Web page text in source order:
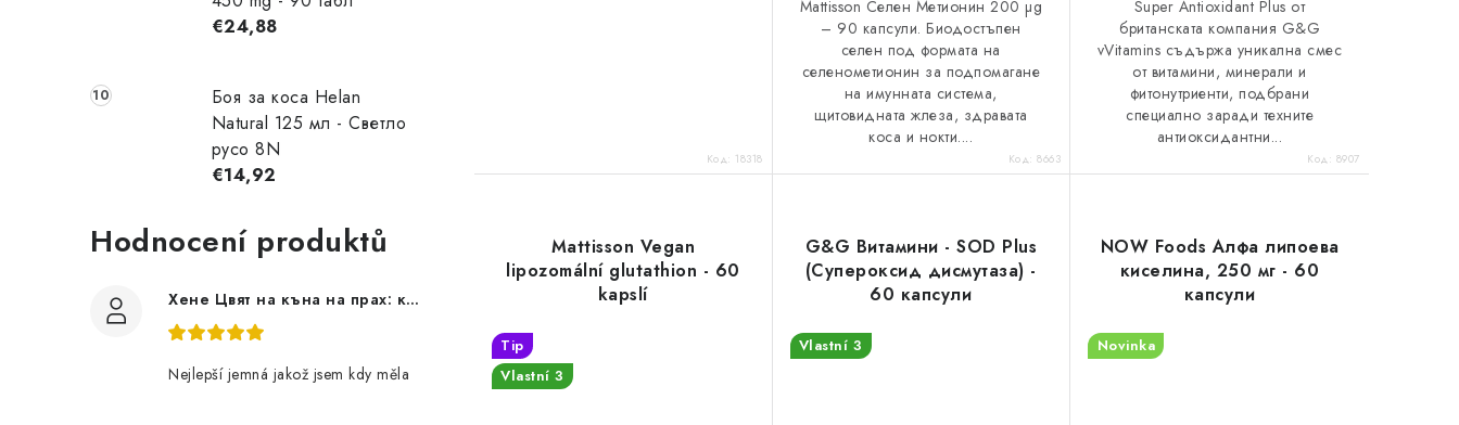
€24,88
Боя за коса Helan
Natural 125 мл - Светло
русо 8N
€14,92
Hodnocení produktů
Хене Цвят на къна на прах: кафяв 100 г
Nejlepší jemná jakož jsem kdy měla
и
е
Код: 18318
Mattisson Селен Метионин 200 µg
– 90 капсули. Биодостъпен
селен под формата на
селенометионин за подпомагане
на имунната система,
щитовидната жлеза, здравата
коса и нокти....
Код:8663
Super Antioxidant Plus от
британската компания G&G
vVitamins съдържа уникална смес
от витамини, минерали и
фитонутриенти, подбрани
специално заради техните
антиоксидантни...
Код: 8907
Mattisson Vegan
lipozomální glutathion - 60
kapslí
Tip
Vlastní 3
G&G Витамини - SOD Plus
(Супероксид дисмутаза) -
60 капсули
Vlastní 3
NOW Foods Алфа липоева
киселина, 250 мг - 60
капсули
Novinka